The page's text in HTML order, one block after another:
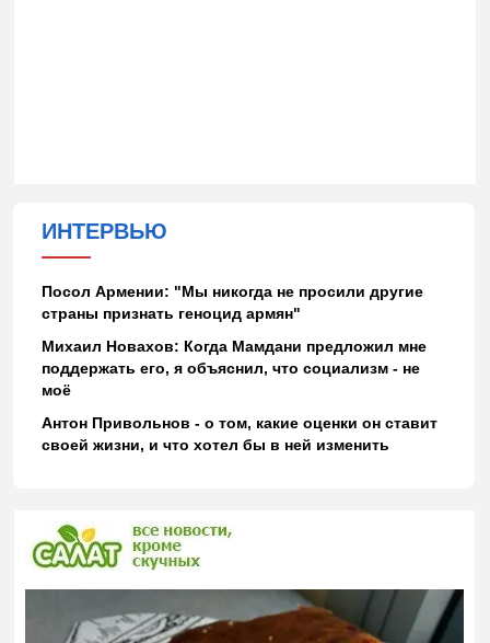
ИНТЕРВЬЮ
Посол Армении: "Мы никогда не просили другие
страны признать геноцид армян"
Михаил Новахов: Когда Мамдани предложил мне
поддержать его, я объяснил, что социализм - не
моё
Антон Привольнов - о том, какие оценки он ставит
своей жизни, и что хотел бы в ней изменить